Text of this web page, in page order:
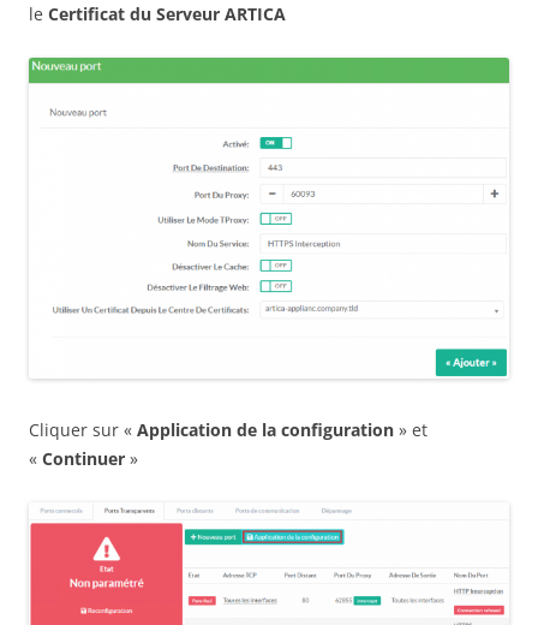
le Certificat du Serveur ARTICA
Cliquer sur « Application de la configuration » et
« Continuer »